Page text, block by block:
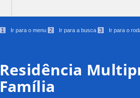
1 Ir para o menu 2 Ir para a busca 3 Ir para o
Residência
Família